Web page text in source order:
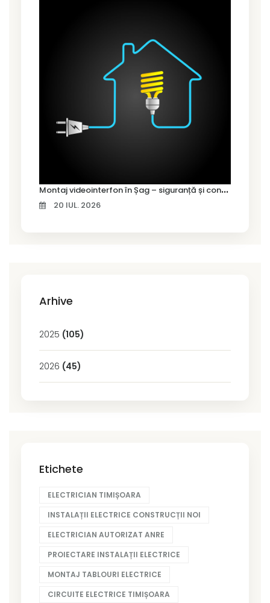
M
ontaj videointerfon în Șag – siguranță și control pentru locuința ta
20 IUL. 2026
Arhive
2025 (105)
2026 (45)
Etichete
ELECTRICIAN TIMIȘOARA
INSTALAȚII ELECTRICE CONSTRUCȚII NOI
ELECTRICIAN AUTORIZAT ANRE
PROIECTARE INSTALAȚII ELECTRICE
MONTAJ TABLOURI ELECTRICE
CIRCUITE ELECTRICE TIMIȘOARA